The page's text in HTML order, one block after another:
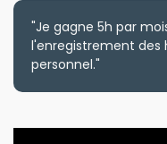
"Je gagne 5h par
l'enregistrement des
personnel."